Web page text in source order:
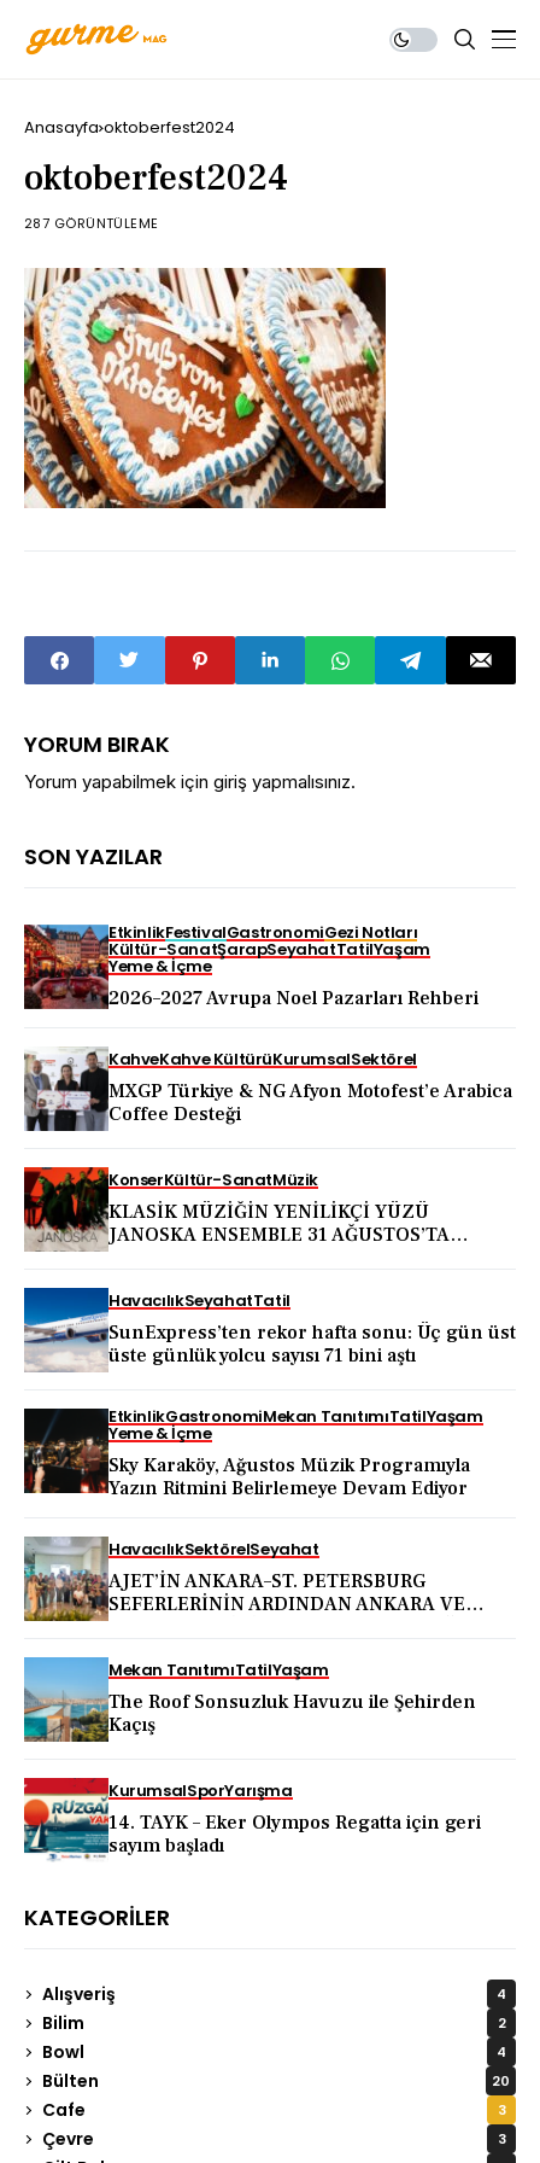
Anasayfa oktoberfest2024
oktoberfest2024
287 GÖRÜNTÜLEME
YORUM BIRAK
Yorum yapabilmek için giriş yapmalısınız.
SON YAZILAR
EtkinlikFestivalGastronomiGezi Notları
Kültür-SanatŞarapSeyahatTatilYaşam
Yeme & İçme
2026–2027 Avrupa Noel Pazarları Rehberi
KahveKahve KültürüKurumsalSektörel
MXGP Türkiye & NG Afyon Motofest’e Arabica
Coffee Desteği
KonserKültür-SanatMüzik
KLASİK MÜZİĞİN YENİLİKÇİ YÜZÜ
JANOSKA ENSEMBLE 31 AĞUSTOS’TA
HavacılıkSeyahatTatil
SunExpress’ten rekor hafta sonu: Üç gün üst
üste günlük yolcu sayısı 71 bini aştı
EtkinlikGastronomiMekan TanıtımıTatilYaşam
Yeme & İçme
Sky Karaköy, Ağustos Müzik Programıyla
Yazın Ritmini Belirlemeye Devam Ediyor
HavacılıkSektörelSeyahat
AJET’İN ANKARA–ST. PETERSBURG
SEFERLERİNİN ARDINDAN ANKARA VE
Mekan TanıtımıTatilYaşam
The Roof Sonsuzluk Havuzu ile Şehirden
Kaçış
KurumsalSporYarışma
14. TAYK – Eker Olympos Regatta için geri
sayım başladı
KATEGORILER
Alışveriş 4
Bilim 2
Bowl 4
Bülten 20
Cafe 3
Çevre 3